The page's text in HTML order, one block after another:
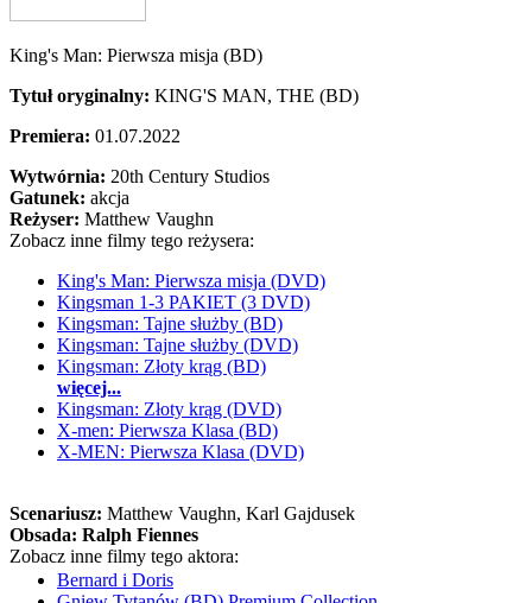
King's Man: Pierwsza misja (BD)
Tytuł oryginalny: KING'S MAN, THE (BD)
Premiera: 01.07.2022
Wytwórnia: 20th Century Studios
Gatunek: akcja
Reżyser: Matthew Vaughn
Zobacz inne filmy tego reżysera:
King's Man: Pierwsza misja (DVD)
Kingsman 1-3 PAKIET (3 DVD)
Kingsman: Tajne służby (BD)
Kingsman: Tajne służby (DVD)
Kingsman: Złoty krąg (BD)
więcej...
Kingsman: Złoty krąg (DVD)
X-men: Pierwsza Klasa (BD)
X-MEN: Pierwsza Klasa (DVD)
Scenariusz: Matthew Vaughn, Karl Gajdusek
Obsada: Ralph Fiennes
Zobacz inne filmy tego aktora:
Bernard i Doris